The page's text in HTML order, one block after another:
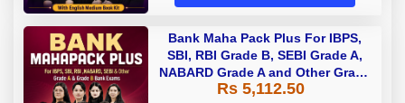
Bank Maha Pack Plus For IBPS,
SBI, RBI Grade B, SEBI Grade A,
NABARD Grade A and Other Grade
A & Grade B Bank Exams
Rs 5,112.50